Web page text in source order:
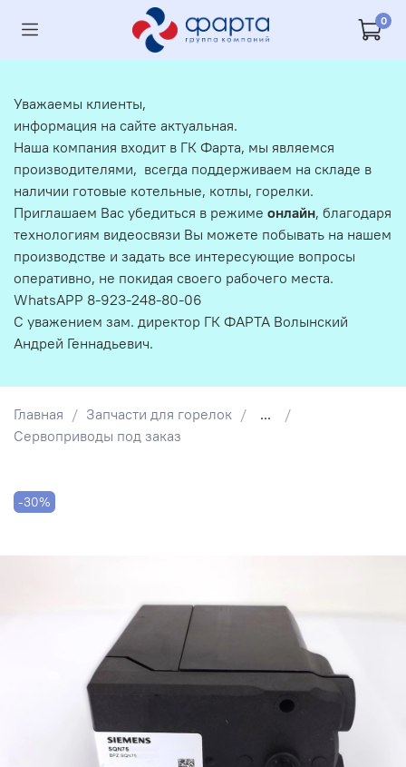
0
Главная Запчасти для горелок
...
Сервоприводы под заказ
-30%
Уважаемы клиенты,
информация на сайте актуальная.
Наша компания входит в ГК Фарта, мы являемся
производителями, всегда поддерживаем на складе в
наличии готовые котельные, котлы, горелки.
Приглашаем Вас убедиться в режиме онлайн, благодаря
технологиям видеосвязи Вы можете побывать на нашем
производстве и задать все интересующие вопросы
оперативно, не покидая своего рабочего места.
WhatsAPP 8-923-248-80-06
С уважением зам. директор ГК ФАРТА Волынский
Андрей Геннадьевич.